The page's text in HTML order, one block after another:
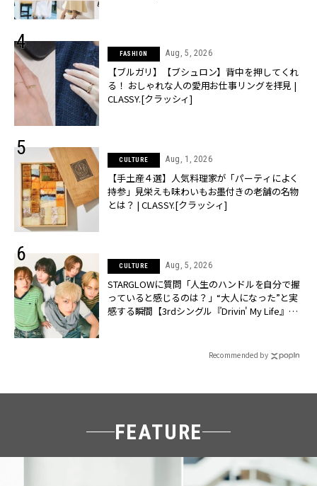
FASHION Aug, 5, 2026
【ブルガリ】【ブシュロン】背中を押してくれ
る！ おしゃれな人の愛用お仕事リングを拝見 |
CLASSY.[クラッシィ]
CULTURE Aug, 1, 2026
【手土産４選】人気料理家が「パーティによく
持参」見栄えも味わいもお墨付きの老舗の名物
とは？ | CLASSY.[クラッシィ]
CULTURE Aug, 5, 2026
STARGLOWに質問「人生のハンドルを自分で握
っていると感じるのは？」“大️人になった”と実
感する瞬間【3rdシングル『Drivin' My Life』発
Recommended by
FEATURE